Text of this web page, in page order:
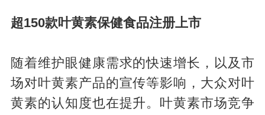
超150款叶黄素保健食品注册上市
随着维护眼健康需求的快速增长，以及市
场对叶黄素产品的宣传等影响，大众对叶
黄素的认知度也在提升。叶黄素市场竞争